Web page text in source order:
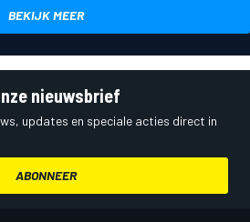
BEKIJK MEER
nieuwsbrief
updates en speciale acties direct in
ABONNEER